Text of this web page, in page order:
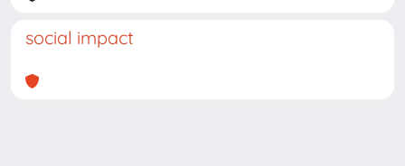
social impact